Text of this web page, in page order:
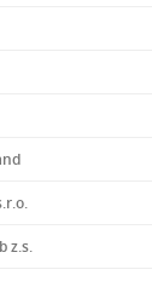
z.s.